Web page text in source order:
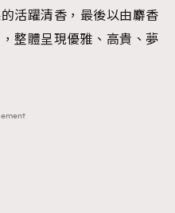
活躍清香，最後以由麝香
整體呈現優雅、高貴、夢